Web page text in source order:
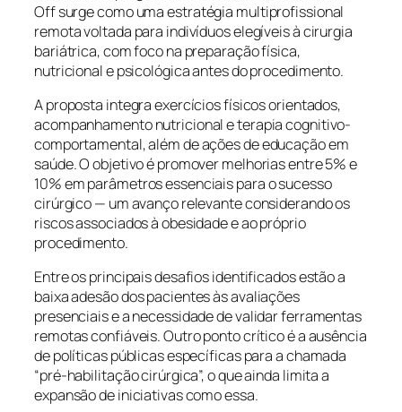
Offsurge como uma estratégia multiprofissional
remota voltada para indivíduos elegíveis à cirurgia
bariátrica, com foco na preparação física,
nutricional e psicológica antes do procedimento.
A proposta integra exercícios físicos orientados,
acompanhamento nutricional e terapia cognitivo-
comportamental, além de ações de educação em
saúde. O objetivo é promover melhorias entre 5% e
10% em parâmetros essenciais para o sucesso
cirúrgico — um avanço relevante considerando os
riscos associados à obesidade e ao próprio
procedimento.
Entre os principais desafios identificados estão a
baixa adesão dos pacientes às avaliações
presenciais e a necessidade de validar ferramentas
remotas confiáveis. Outro ponto crítico é a ausência
de políticas públicas específicas para a chamada
“pré-habilitação cirúrgica”, o que ainda limita a
expansão de iniciativas como essa.